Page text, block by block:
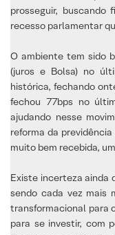
prosseguir,
recesso parlamentar
O ambiente tem sido
(juros e Bolsa) no
histórica, fechando
fechou 77bps no
ajudando nesse
reforma da
muito bem recebida,
Existe incerteza ainda
sendo cada vez mais
transformacional para
para se investir, com